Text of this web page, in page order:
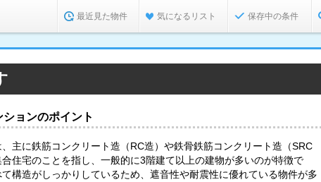
最近見た物件 気になるリスト 保存中の条件
ョンのポイント
主に鉄筋コンクリート造（RC造）や鉄骨鉄筋コンクリート造（SRC
住宅のことを指し、一般的に3階建て以上の建物が多いのが特徴で
構造がしっかりしているため、遮音性や耐震性に優れている物件が多